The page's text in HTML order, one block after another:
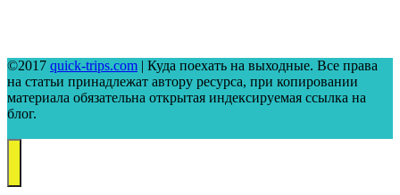
©2017 quick-trips.com | Куда поехать на выходные. Все права
на статьи принадлежат автору ресурса, при копировании
материала обязательна открытая индексируемая ссылка на
блог.